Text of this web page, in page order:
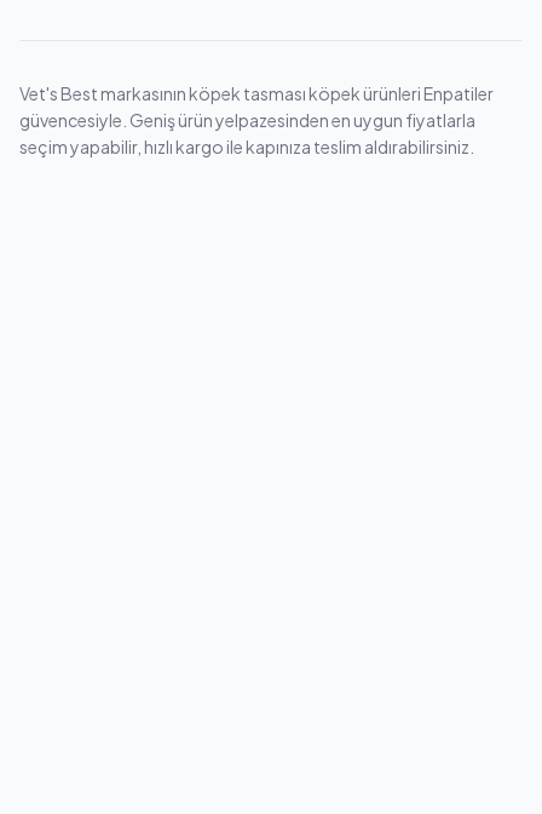
Vet's Best markasının köpek tasması köpek ürünleri Enpatiler
güvencesiyle. Geniş ürün yelpazesinden en uygun fiyatlarla
seçim yapabilir, hızlı kargo ile kapınıza teslim aldırabilirsiniz.